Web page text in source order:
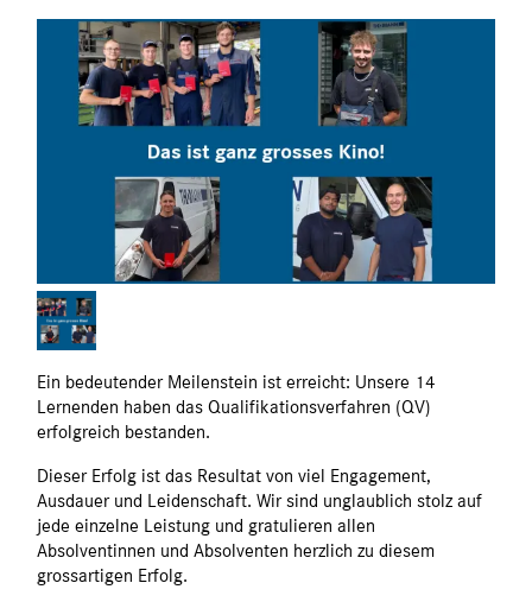
Ein bedeutender Meilenstein ist erreicht: Unsere 14
Lernenden haben das Qualifikationsverfahren (QV)
erfolgreich bestanden.
Dieser Erfolg ist das Resultat von viel Engagement,
Ausdauer und Leidenschaft. Wir sind unglaublich stolz auf
jede einzelne Leistung und gratulieren allen
Absolventinnen und Absolventen herzlich zu diesem
grossartigen Erfolg.